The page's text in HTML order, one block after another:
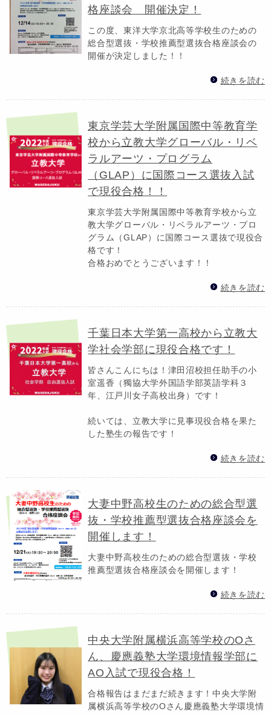
格座談会 開催決定！
この度、東洋大学京北高等学校生のための
総合型選抜・学校推薦型選抜合格座談会の
開催が決定しました！！
続きを読む
東京学芸大学附属国際中等教育学
校から立教大学グローバル・リベ
ラルアーツ・プログラム
（GLAP）に国際コース選抜入試
で現役合格！！
東京学芸大学附属国際中等教育学校から立
教大学グローバル・リベラルアーツ・プロ
グラム（GLAP）に国際コース選抜で現役合
格です！
合格おめでとうございます！！
続きを読む
千葉日本大学第一高校から立教大
学社会学部に現役合格です！
皆さんこんにちは！津田沼校担任助手の小
室遥香（獨協大学外国語学部英語学科３
年、江戸川女子高校出身）です！
続いては、立教大学に見事現役合格を果た
した塾生の報告です！
続きを読む
大妻中野高校生のための総合型選
抜・学校推薦型選抜合格座談会を
開催します！
大妻中野高校生のための総合型選抜・学校
推薦型選抜合格座談会を開催します！
続きを読む
中央大学附属横浜高等学校のOさ
ん、慶應義塾大学環境情報学部に
AO入試で現役合格！
合格報告はまだまだ続きます！中央大学附
属横浜高等学校のOさん慶應義塾大学環境情